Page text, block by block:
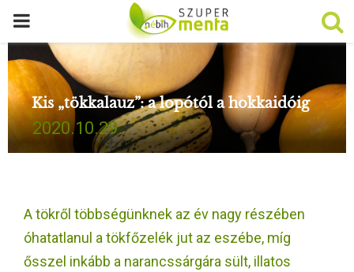
P
R
I
M
R
Kis „tökkalauz”: a lopótól a hokkaidóig
2020.10.29.
A tökről többségünknek az év nagy részében
óhatatlanul a tökfőzelék jut az eszébe, míg
ősszel inkább a narancssárgára sült, illatos